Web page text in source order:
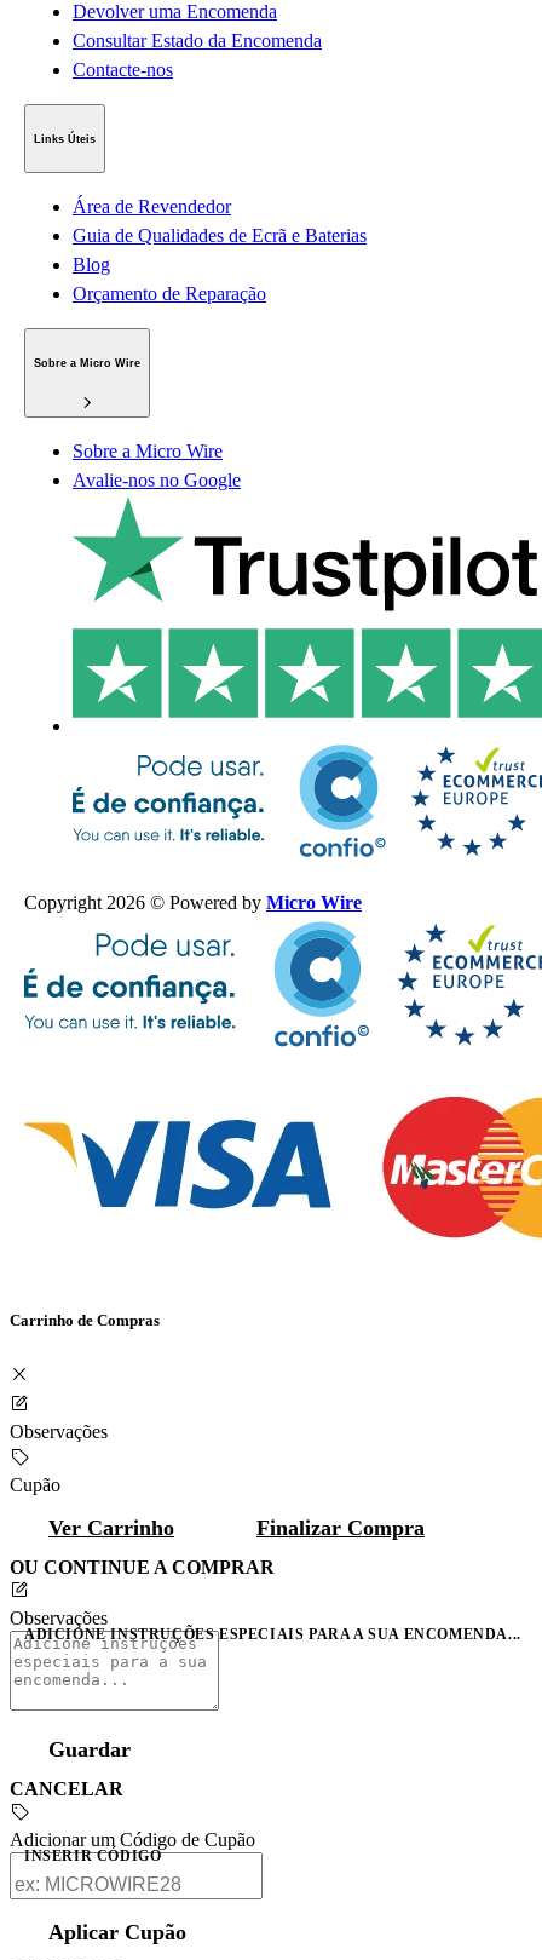
Devolver uma Encomenda
Consultar Estado da Encomenda
Contacte-nos
Links Úteis
Área de Revendedor
Guia de Qualidades de Ecrã e Baterias
Blog
Orçamento de Reparação
Sobre a Micro Wire
Sobre a Micro Wire
Avalie-nos no Google
Copyright 2026 © Powered by Micro Wire
Carrinho de Compras
Observações
Cupão
Ver Carrinho Finalizar Compra
OU CONTINUE A COMPRAR
Observações
ADICIONE INSTRUÇÕES ESPECIAIS PARA A SUA ENCOMENDA...
Guardar
CANCELAR
Adicionar um Código de Cupão
INSERIR CÓDIGO
Aplicar Cupão